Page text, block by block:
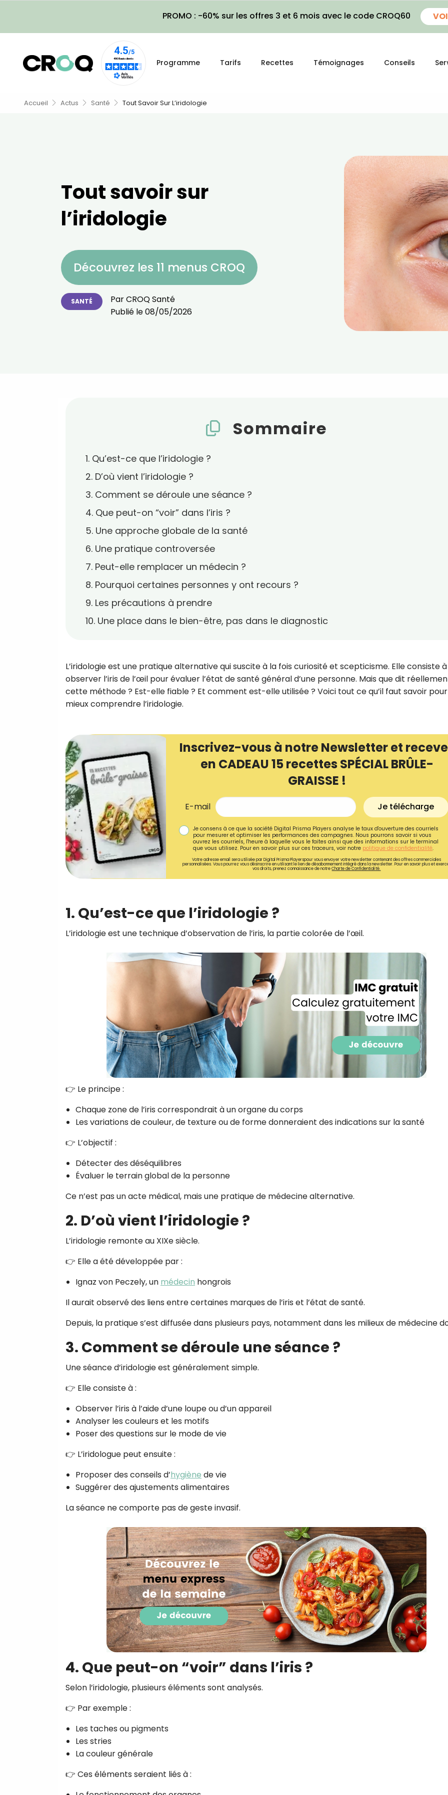
PROMO : -60% sur les offres 3 et 6 mois avec le code CROQ60
Programme Tarifs Recettes Témoignages Conseils
Accueil Actus Santé Tout Savoir Sur L’iridologie
Tout savoir sur
l’iridologie
Découvrez les 11 menus CROQ
SANTÉ ParCROQ Santé
Publié le08/05/2026
Sommaire
1. Qu’est-ce que l’iridologie ?
2. D’où vient l’iridologie ?
3. Comment se déroule une séance ?
4. Que peut-on “voir” dans l’iris ?
5. Une approche globale de la santé
6. Une pratique controversée
7. Peut-elle remplacer un médecin ?
8. Pourquoi certaines personnes y ont recours ?
9. Les précautions à prendre
10. Une place dans le bien-être, pas dans le diagnostic
L’iridologie est une pratique alternative qui suscite à la fois curiosité et scepticisme. Elle consiste à
observer l’iris de l’œil pour évaluer l’état de santé général d’une personne. Mais que dit
cette méthode ? Est-elle fiable ? Et comment est-elle utilisée ? Voici tout ce qu’il faut savoir pour
mieux comprendre l’iridologie.
Inscrivez-vous à notre Newsletter et
en CADEAU 15 recettes SPÉCIAL BRÛLE-
GRAISSE !
E-mail Je télécharge
Je consens à ce que la société Digital Prisma Players analyse le taux d'ouverture des courriels
pour mesurer et optimiser les performances des campagnes. Nous pourrons savoir si vous
ouvrez les courriels, l'heure à laquelle vous le faites ainsi que des informations sur le terminal
que vous utilisez. Pour en savoir plus sur ces traceurs, voir notre politique de confidentialité.
Votre adresse email sera utilisée par Digital Prisma Playerspour vous envoyer votre newsletter contenant des offres commerciales
personnalisées. Vous pourrez vous désinscrire en utilisant le lien de désabonnement intégré dans la newsletter. Pour en savoir plus et
vos droits, prenez connaissance de notreCharte de Confidentialité.
1. Qu’est-ce que l’iridologie ?
L’iridologie est une technique d’observation de l’iris, la partie colorée de l’œil.
👉 Le principe :
Chaque zone de l’iris correspondrait à un organe du corps
Les variations de couleur, de texture ou de forme donneraient des indications sur la santé
👉 L’objectif :
Détecter des déséquilibres
Évaluer le terrain global de la personne
Ce n’est pas un acte médical, mais une pratique de médecine alternative.
2. D’où vient l’iridologie ?
L’iridologie remonte au XIXe siècle.
👉 Elle a été développée par :
Ignaz von Peczely, un médecin hongrois
Il aurait observé des liens entre certaines marques de l’iris et l’état de santé.
Depuis, la pratique s’est diffusée dans plusieurs pays, notamment dans les milieux de médecine
3. Comment se déroule une séance ?
Une séance d’iridologie est généralement simple.
👉 Elle consiste à :
Observer l’iris à l’aide d’une loupe ou d’un appareil
Analyser les couleurs et les motifs
Poser des questions sur le mode de vie
👉 L’iridologue peut ensuite :
Proposer des conseils d’hygiène de vie
Suggérer des ajustements alimentaires
La séance ne comporte pas de geste invasif.
4. Que peut-on “voir” dans l’iris ?
Selon l’iridologie, plusieurs éléments sont analysés.
👉 Par exemple :
Les taches ou pigments
Les stries
La couleur générale
👉 Ces éléments seraient liés à :
Recevez gratuitement
recettes inédites de
!
Je consens à ce que la société
Prisma Players analyse le taux
des courriels pour mesurer et
performances des campagnes.
pourrons savoir si vous ouvrez les
l'heure à laquelle vous le faites ainsi
des informations sur le terminal que
utilisez. Pour en savoir plus sur ces
politique de confidentialité
Je reçois mon cadeau !
Votre adresse email sera utilisée par Digital Prisma
envoyer votre newsletter contenant des offres